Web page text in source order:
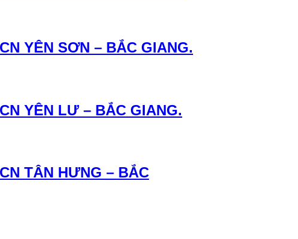
YÊN SƠN – BẮC GIANG.
YÊN LƯ – BẮC GIANG.
TÂN HƯNG – BẮC